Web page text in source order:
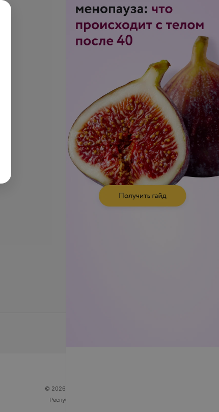
© 2026 ООО «Артокс Лаб», УНП 191700409
Республика Беларусь, г. Минск, улица Толбухина, 2,